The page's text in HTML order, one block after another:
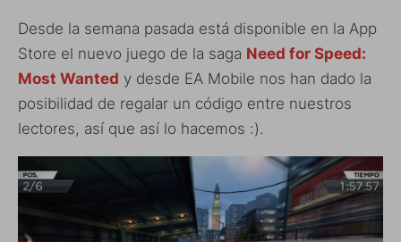
Desde la semana pasada está disponible en la App
Store el nuevo juego de la saga Need for Speed:
Most Wanted y desde EA Mobile nos han dado la
posibilidad de regalar un código entre nuestros
lectores, así que así lo hacemos :).